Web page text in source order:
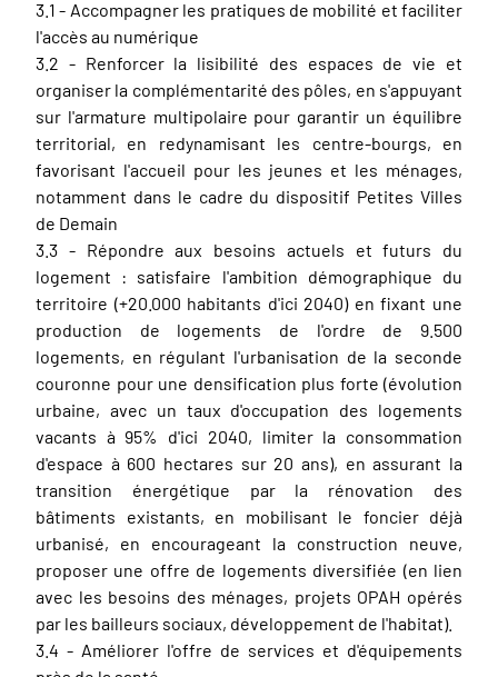
3.1 - Accompagner les pratiques de mobilité et faciliter
l'accès au numérique
3.2 - Renforcer la lisibilité des espaces de vie et
organiser la complémentarité des pôles, en s'appuyant
sur l'armature multipolaire pour garantir un équilibre
territorial, en redynamisant les centre-bourgs, en
favorisant l'accueil pour les jeunes et les ménages,
notamment dans le cadre du dispositif Petites Villes
de Demain
3.3 - Répondre aux besoins actuels et futurs du
logement : satisfaire l'ambition démographique du
territoire (+20.000 habitants d'ici 2040) en fixant une
production de logements de l'ordre de 9.500
logements, en régulant l'urbanisation de la seconde
couronne pour une densification plus forte (évolution
urbaine, avec un taux d'occupation des logements
vacants à 95% d'ici 2040, limiter la consommation
d'espace à 600 hectares sur 20 ans), en assurant la
transition énergétique par la rénovation des
bâtiments existants, en mobilisant le foncier déjà
urbanisé, en encourageant la construction neuve,
proposer une offre de logements diversifiée (en lien
avec les besoins des ménages, projets OPAH opérés
par les bailleurs sociaux, développement de l'habitat).
3.4 - Améliorer l'offre de services et d'équipements